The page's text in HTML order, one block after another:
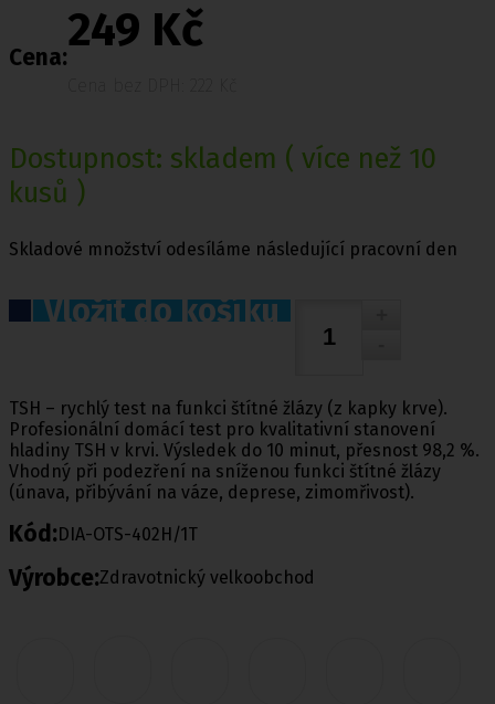
Cena:
249 Kč
Dostupnost: skladem ( více než 10
kusů )
Skladové množství odesíláme následující pracovní den
Vložit do košíku
TSH – rychlý test na funkci štítné žlázy (z kapky krve).
Profesionální domácí test pro kvalitativní stanovení
hladiny TSH v krvi. Výsledek do 10 minut, přesnost 98,2 %.
Vhodný při podezření na sníženou funkci štítné žlázy
(únava, přibývání na váze, deprese, zimomřivost).
Kód:DIA-OTS-402H/1T
Výrobce:Zdravotnický velkoobchod